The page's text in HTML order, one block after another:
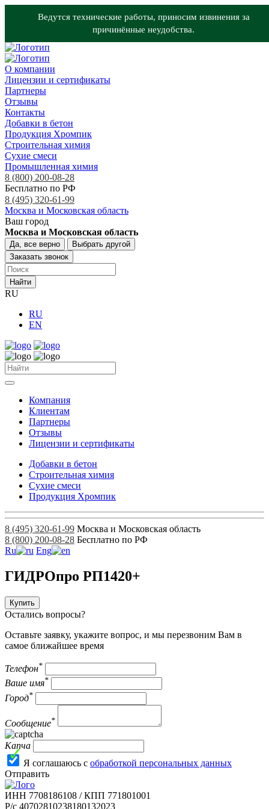
Ведутся технические работы, приносим извинения за
причинённые неудобства.
О компании
Лицензии и сертификаты
Партнеры
Отзывы
Контакты
Добавки в бетон
Продукция Хромпик
Строительная химия
Сухие смеси
Промышленная химия
8 (800) 200-08-28
Бесплатно по РФ
8 (495) 320-61-99
Москва и Московская область
Ваш город
Москва и Московская область
Да, все верно
Выбрать другой
Заказать звонок
Найти
RU
RU
EN
Компания
Клиентам
Партнеры
Отзывы
Лицензии и сертификаты
Добавки в бетон
Строительная химия
Сухие смеси
Продукция Хромпик
8 (495) 320-61-99 Москва и Московская область
8 (800) 200-08-28 Бесплатно по РФ
Ru
Eng
ГИДРОпро РП1420+
Купить
Остались вопросы?
Оставьте заявку, укажите вопрос, и мы перезвоним Вам в
самое ближайшее время
Телефон*
Ваше имя*
Город*
Сообщение*
Капча
Я соглашаюсь с обработкой персональных данных
Отправить
ИНН 7708186108 / КПП 771801001
Р/с 40702810238180132023